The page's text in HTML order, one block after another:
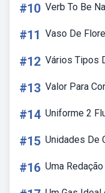
#10 Verb To Be
#11 Vaso De
#12 Vários Tipos
#13 Valor Para
#14 Uniforme 2
#15 Unidades De
#16 Uma